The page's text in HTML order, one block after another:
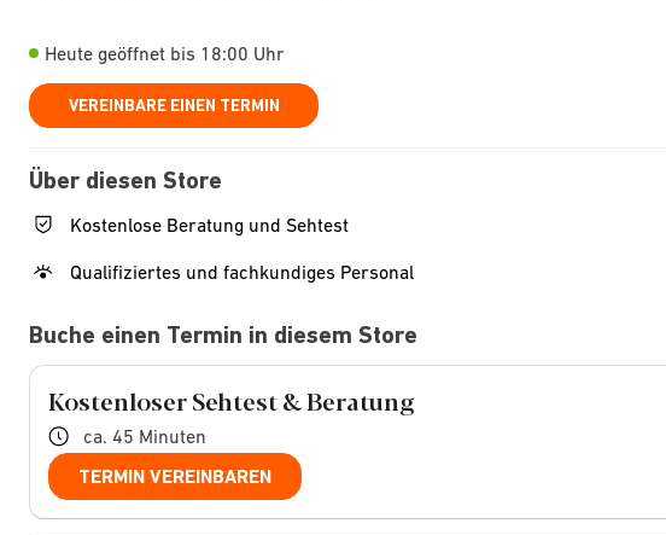
Heute geöffnet bis 18:00 Uhr
VEREINBARE EINEN TERMIN
Über diesen Store
Kostenlose Beratung und Sehtest
Qualifiziertes und fachkundiges Personal
Buche einen Termin in diesem Store
Kostenloser Sehtest & Beratung
ca. 45 Minuten
TERMIN VEREINBAREN